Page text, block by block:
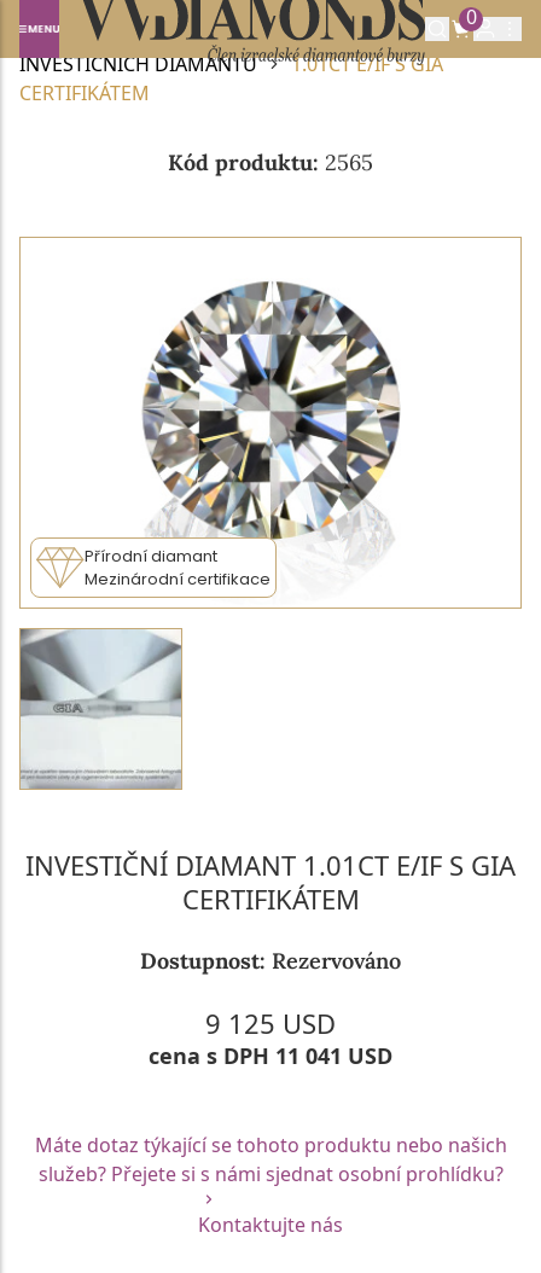
0
Domů INVESTIČNÍ DIAMANTY
NABÍDKA
INVESTIČNÍCH DIAMANTŮ
1.01CT E/IF S GIA
CERTIFIKÁTEM
Kód produktu: 2565
Přírodní diamant
Mezinárodní certifikace
INVESTIČNÍ DIAMANT 1.01CT E/IF S GIA
CERTIFIKÁTEM
Dostupnost: Rezervováno
9 125 USD
cena s DPH 11 041 USD
Máte dotaz týkající se tohoto produktu nebo našich
služeb? Přejete si s námi sjednat osobní prohlídku?
Kontaktujte nás